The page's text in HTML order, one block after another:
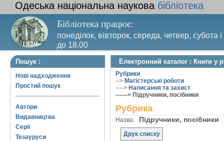
Одеська національна наукова бібліотека
Бібліотека працює:
понеділок, вівторок, середа, четвер, субота
до 18.00
Вихідний день – п’ятниця. Останній четвер
Пошук :
Нові надходження
Простий пошук
Автори
Видавництва
Серії
Тезауруси
Електронний каталог : Книги у
Рубрики
--> Магістерські роботи
----> Написання та захист
------> Підручники, посібники
Рубрика
Назва: Підручники, посібники
Друк списку